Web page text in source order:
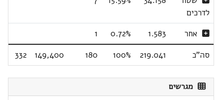
לדרכים
אחר 1.583
0.72%
1
סה"כ
219.041
100%
180
149,400
332
מגרשים